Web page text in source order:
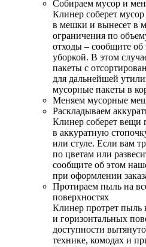
Собираем мусор и
Клинер соберет
в мешки и вынесет в
ограничения по
отходы – сообщите об
уборкой. В этом
пакеты с
для дальнейшей
мусорные пакеты в
Меняем мусорные
Раскладываем
Клинер соберет
в аккуратную
или стуле. Если вам
по цветам или
сообщите об этом
при оформлении
Протираем пыль на
поверхностях
Клинер протрет пыль
и горизонтальных
доступности
технике, комодах и